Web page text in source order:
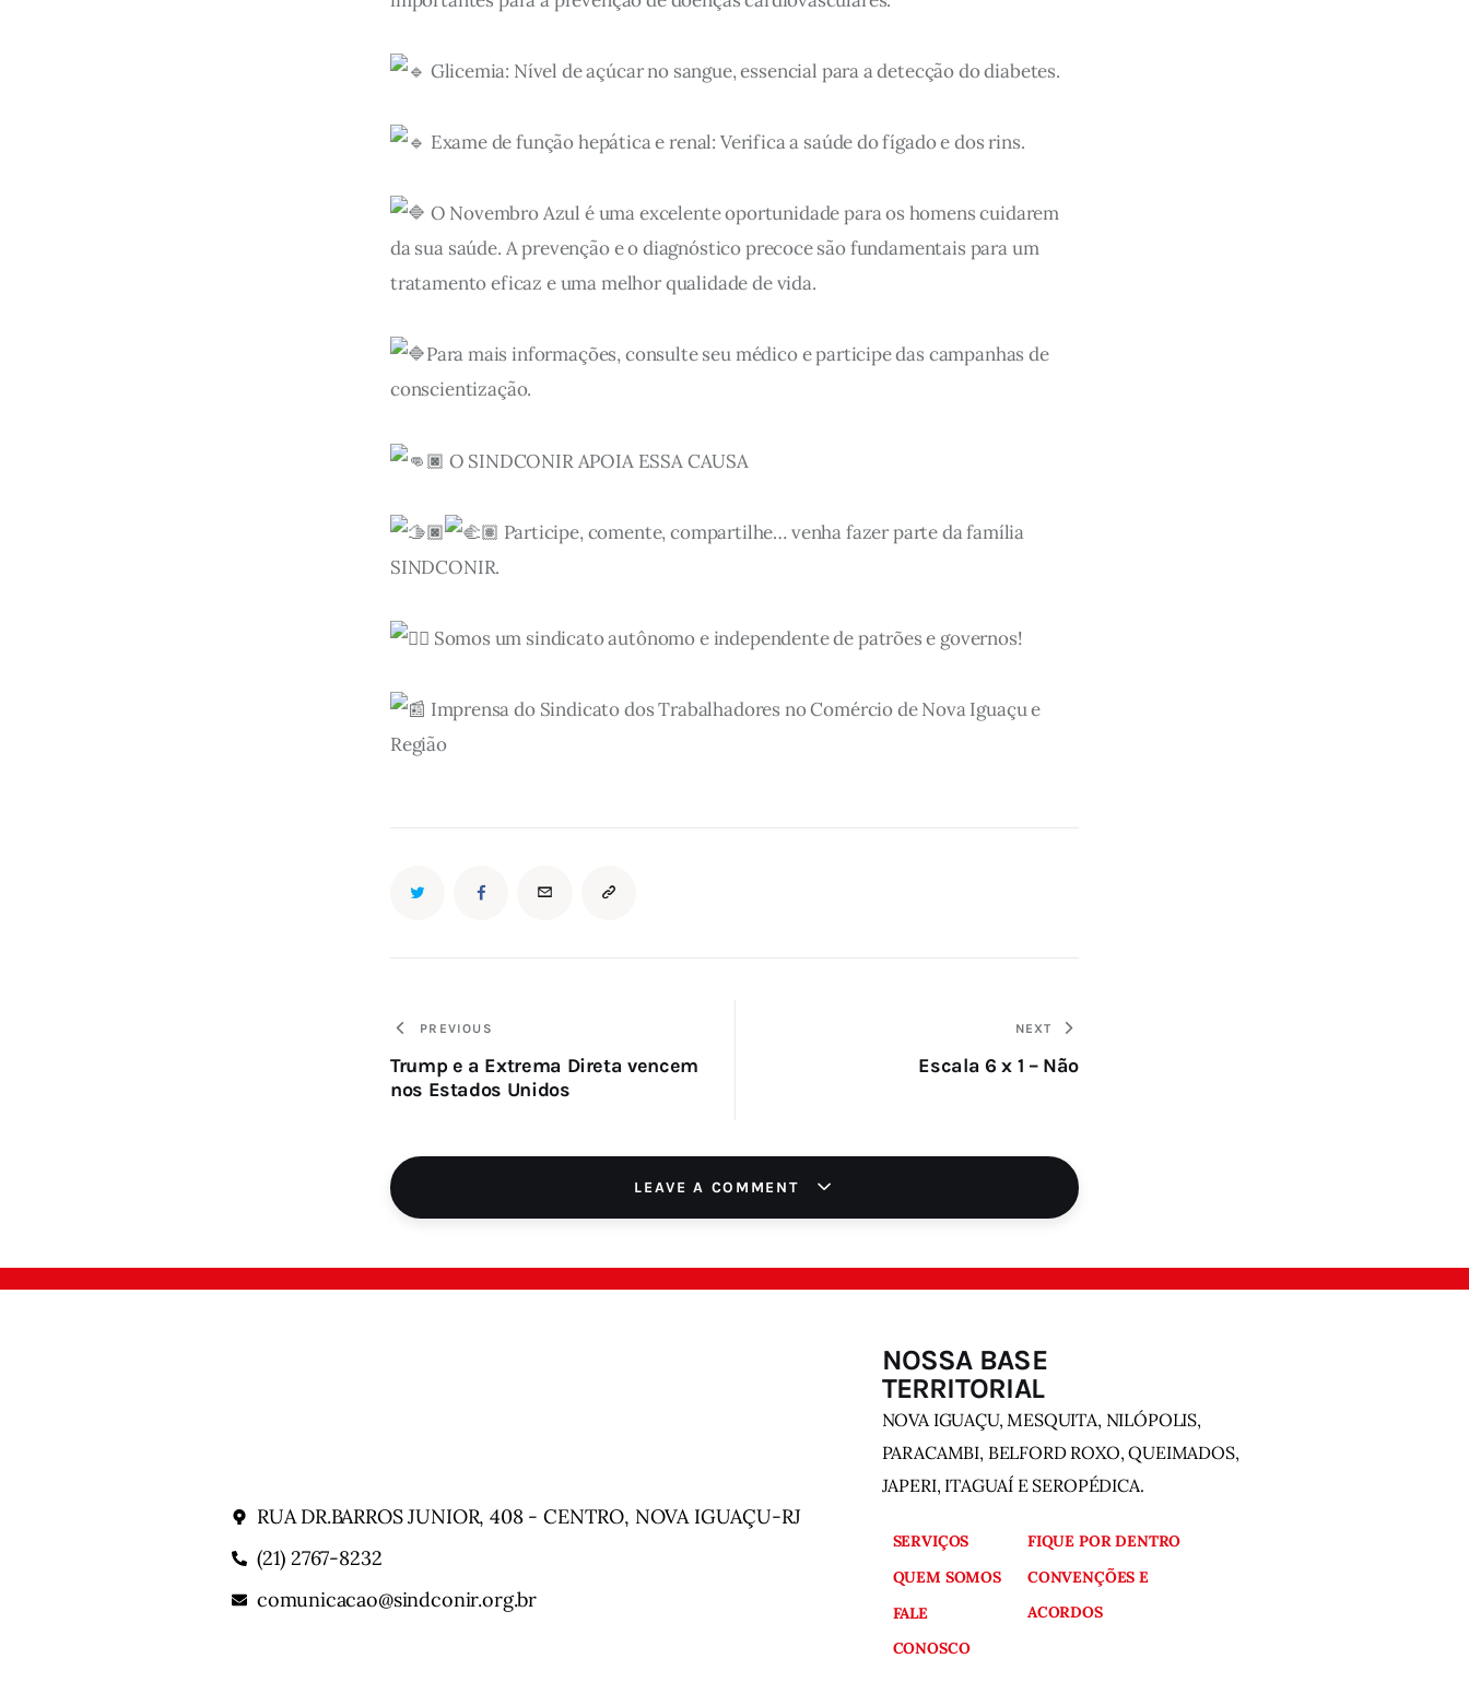
Glicemia: Nível de açúcar no sangue, essencial para a detecção do diabetes.
Exame de função hepática e renal: Verifica a saúde do fígado e dos rins.
O Novembro Azul é uma excelente oportunidade para os homens cuidarem
da sua saúde. A prevenção e o diagnóstico precoce são fundamentais para um
tratamento eficaz e uma melhor qualidade de vida.
Para mais informações, consulte seu médico e participe das campanhas de
conscientização.
O SINDCONIR APOIA ESSA CAUSA
Participe, comente, compartilhe… venha fazer parte da família
SINDCONIR.
Somos um sindicato autônomo e independente de patrões e governos!
Imprensa do Sindicato dos Trabalhadores no Comércio de Nova Iguaçu e
Região
PREVIOUS
Trump e a Extrema Direta vencem
nos Estados Unidos
NEXT
Escala 6 x 1 – Não
LEAVE A COMMENT
RUA DR.BARROS JUNIOR, 408 - CENTRO, NOVA IGUAÇU-RJ
(21) 2767-8232
comunicacao@sindconir.org.br
NOSSA BASE
TERRITORIAL
NOVA IGUAÇU, MESQUITA, NILÓPOLIS,
PARACAMBI, BELFORD ROXO, QUEIMADOS,
JAPERI, ITAGUAÍ E SEROPÉDICA.
SERVIÇOS
QUEM SOMOS
FALE
CONOSCO
FIQUE POR DENTRO
CONVENÇÕES E
ACORDOS